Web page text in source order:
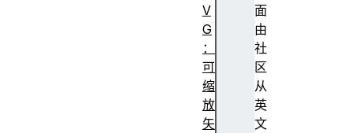
面
由
社
区
从
英
文
V
G
：
可
缩
放
矢